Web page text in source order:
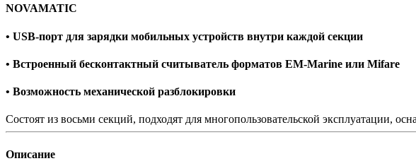
NOVAMATIC
• USB-порт для зарядки мобильных устройств внутри каждой секции
• Встроенный бесконтактный считыватель форматов EM-Marine или Mifare
• Возможность механической разблокировки
Состоят из восьми секций, подходят для многопользовательской эксплуатации,
Описание